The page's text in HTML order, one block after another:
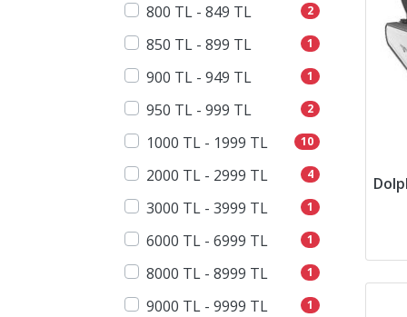
800 TL - 849 TL 2
850 TL - 899 TL 1
900 TL - 949 TL 1
950 TL - 999 TL 2
1000 TL - 1999 TL 10
2000 TL - 2999 TL 4
3000 TL - 3999 TL 1
6000 TL - 6999 TL 1
8000 TL - 8999 TL 1
9000 TL - 9999 TL 1